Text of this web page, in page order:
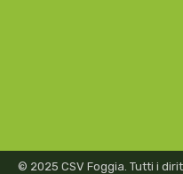
© 2025 CSV Foggia. Tutti i